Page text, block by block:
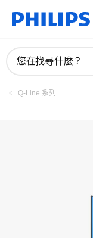
您在找尋什麼？
Q-Line 系列